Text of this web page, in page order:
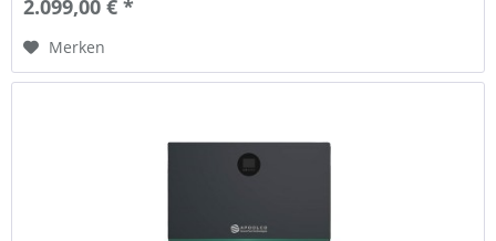
2.099,00 € *
Merken